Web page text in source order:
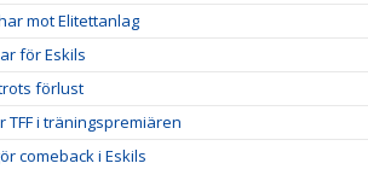
mot Elitettanlag
för Eskils
förlust
TFF i träningspremiären
comeback i Eskils